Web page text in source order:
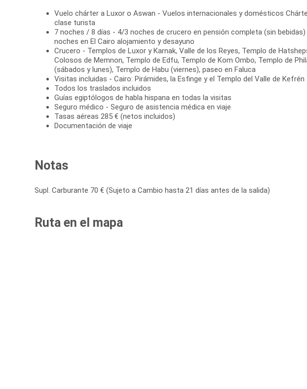
Vuelo chárter a Luxor o Aswan - Vuelos internacionales y domésticos
clase turista
7 noches / 8 días - 4/3 noches de crucero en pensión completa (sin
noches en El Cairo alojamiento y desayuno
Crucero - Templos de Luxor y Karnak, Valle de los Reyes, Templo de
Colosos de Memnon, Templo de Edfu, Templo de Kom Ombo, Templo de
(sábados y lunes), Templo de Habu (viernes), paseo en Faluca
Visitas incluidas - Cairo: Pirámides, la Esfinge y el Templo del Valle de Kefrén
Todos los traslados incluidos
Guías egiptólogos de habla hispana en todas la visitas
Seguro médico - Seguro de asistencia médica en viaje
Tasas aéreas 285 € (netos incluidos)
Documentación de viaje
Notas
Supl. Carburante 70 € (Sujeto a Cambio hasta 21 días antes de la salida)
Ruta en el mapa